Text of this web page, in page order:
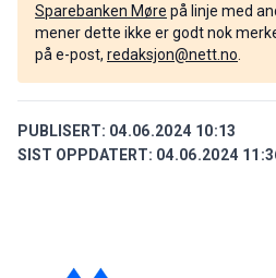
Sparebanken Møre på linje med
mener dette ikke er godt nok
på e-post, redaksjon@nett.no.
PUBLISERT: 04.06.2024 10:13
SIST OPPDATERT: 04.06.2024